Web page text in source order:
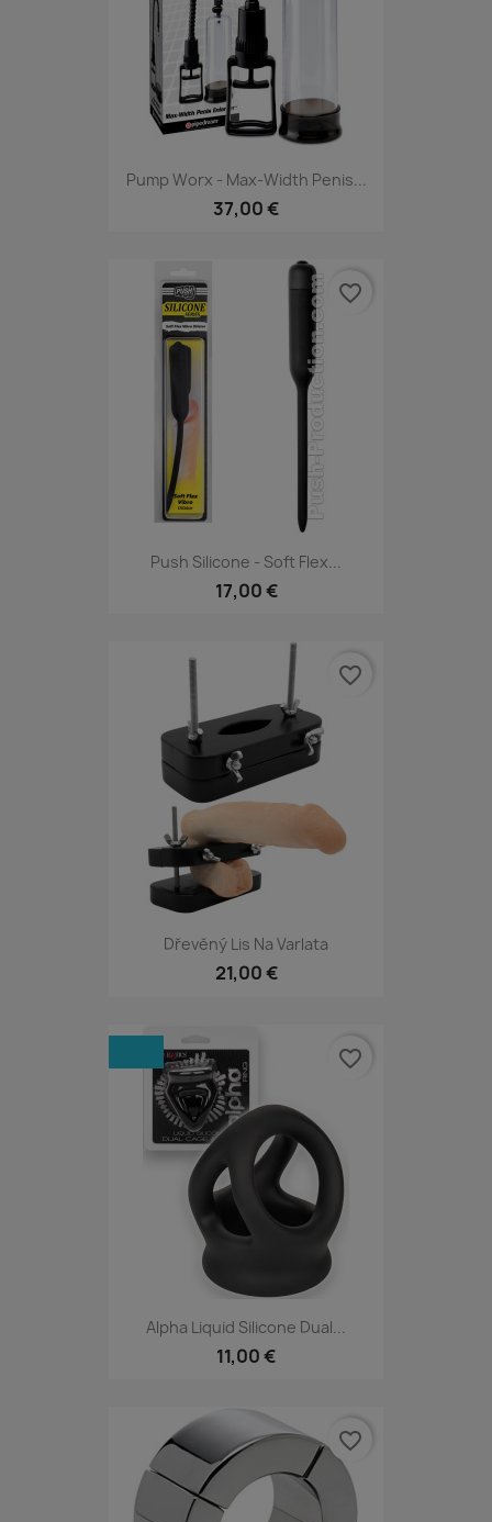
Pump Worx - Max-Width Penis...
37,00 €
Push Silicone - Soft Flex...
17,00 €
favorite_border
Dřevěný Lis Na Varlata
21,00 €
favorite_border
Alpha Liquid Silicone Dual...
11,00 €
favorite_border
favorite_border